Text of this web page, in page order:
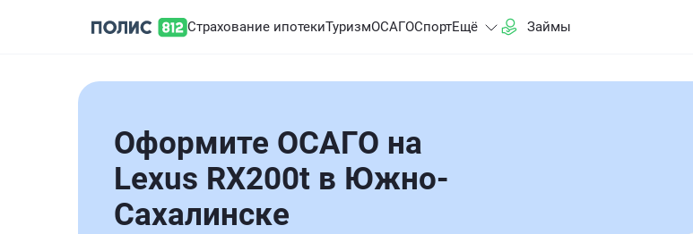
Страхование ипотекиТуризмОСАГОСпортЕщё Займы
Оформите ОСАГО на
Lexus RX200t в Южно-
Сахалинске